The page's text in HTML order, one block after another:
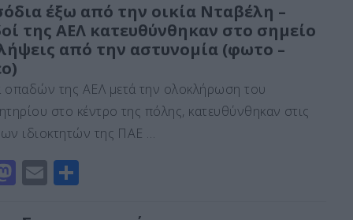
έξω από την οικία Νταβέλη –
της ΑΕΛ κατευθύνθηκαν στο σημείο
από την αστυνομία (φωτο –
οπαδών της ΑΕΛ μετά την ολοκλήρωση του
στο κέντρο της πόλης, κατευθύνθηκαν στις
ιδιοκτητών της ΠΑΕ …
M E